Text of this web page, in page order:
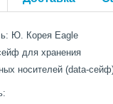
Ю. Корея Eagle
для хранения
носителей (data-